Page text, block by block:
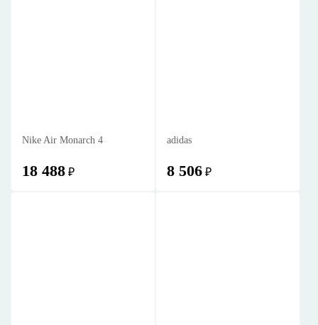
Nike Air Monarch 4
18 488 ₽
adidas
8 506 ₽